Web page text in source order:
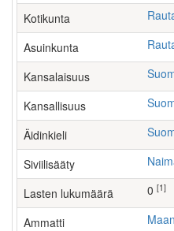
Kotikunta
Asuinkunta
Kansalaisuus
Kansallisuus
Äidinkieli
Siviilisääty
Lasten lukumäärä [1]
Ammatti